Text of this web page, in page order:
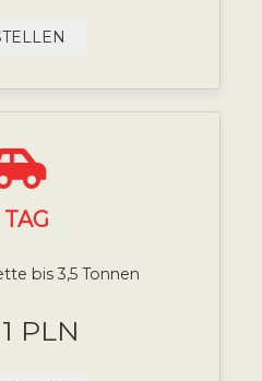
TAG
bis 3,5 Tonnen
PLN